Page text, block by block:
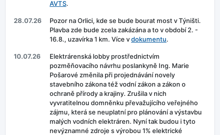
AVTS.
28.07.26
Pozor na Orlici, kde se bude bourat most v Týništi.
Plavba zde bude zcela zakázána a to v období 2. -
16.8., uzavírka 1 km. Více vdokumentu.
10.07.26
Elektrárenská lobby prostřednictvím
pozměňovacího návrhu poslankyně Ing. Marie
Pošarové změnila při projednávání novely
stavebního zákona též vodní zákon a zákon o
ochraně přírody a krajiny. Zrušila v nich
vyvratitelnou domněnku převažujícího veřejného
zájmu, která se neuplatní pro plánování a výstavbu
malých vodních elektráren. Nyní tak budou i tyto
nevýznamné zdroje s výrobou 1% elektrické